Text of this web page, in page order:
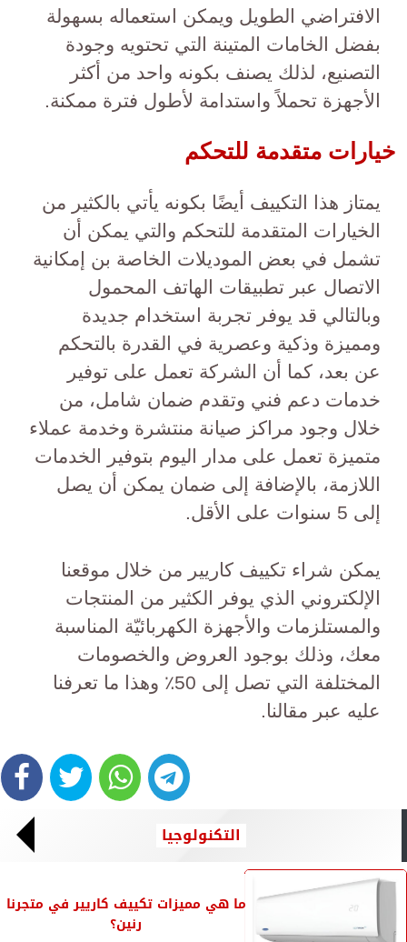
الافتراضي الطويل ويمكن استعماله بسهولة
بفضل الخامات المتينة التي تحتويه وجودة
التصنيع، لذلك يصنف بكونه واحد من أكثر
الأجهزة تحملاً واستدامة لأطول فترة ممكنة.
خيارات متقدمة للتحكم
يمتاز هذا التكييف أيضًا بكونه يأتي بالكثير من
الخيارات المتقدمة للتحكم والتي يمكن أن
تشمل في بعض الموديلات الخاصة بن إمكانية
الاتصال عبر تطبيقات الهاتف المحمول
وبالتالي قد يوفر تجربة استخدام جديدة
ومميزة وذكية وعصرية في القدرة بالتحكم
عن بعد، كما أن الشركة تعمل على توفير
خدمات دعم فني وتقدم ضمان شامل، من
خلال وجود مراكز صيانة منتشرة وخدمة عملاء
متميزة تعمل على مدار اليوم بتوفير الخدمات
اللازمة، بالإضافة إلى ضمان يمكن أن يصل
إلى 5 سنوات على الأقل.
يمكن شراء تكييف كاريير من خلال موقعنا
الإلكتروني الذي يوفر الكثير من المنتجات
والمستلزمات والأجهزة الكهربائيّة المناسبة
معك، وذلك بوجود العروض والخصومات
المختلفة التي تصل إلى 50٪؜ وهذا ما تعرفنا
عليه عبر مقالنا.
التكنولوجيا
ما هي مميزات تكييف كاريير في متجرنا
رنين؟